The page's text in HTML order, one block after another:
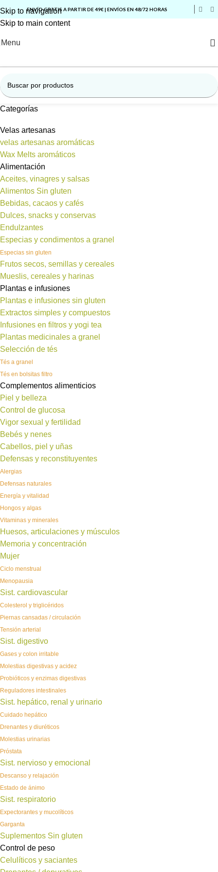
Skip to navigation
Skip to main content
ENVÍO GRATIS A PARTIR DE 49€ | ENVÍOS EN 48/72 HORAS
Menu
Categorías
Velas artesanas
velas artesanas aromáticas
Wax Melts aromáticos
Alimentación
Aceites, vinagres y salsas
Alimentos Sin gluten
Bebidas, cacaos y cafés
Dulces, snacks y conservas
Endulzantes
Especias y condimentos a granel
Especias sin gluten
Frutos secos, semillas y cereales
Mueslis, cereales y harinas
Plantas e infusiones
Plantas e infusiones sin gluten
Extractos simples y compuestos
Infusiones en filtros y yogi tea
Plantas medicinales a granel
Selección de tés
Tés a granel
Tés en bolsitas filtro
Complementos alimenticios
Piel y belleza
Control de glucosa
Vigor sexual y fertilidad
Bebés y nenes
Cabellos, piel y uñas
Defensas y reconstituyentes
Alergias
Defensas naturales
Energía y vitalidad
Hongos y algas
Vitaminas y minerales
Huesos, articulaciones y músculos
Memoria y concentración
Mujer
Ciclo menstrual
Menopausia
Sist. cardiovascular
Colesterol y triglicéridos
Piernas cansadas / circulación
Tensión arterial
Sist. digestivo
Gases y colon irritable
Molestias digestivas y acidez
Probióticos y enzimas digestivas
Reguladores intestinales
Sist. hepático, renal y urinario
Cuidado hepático
Drenantes y diuréticos
Molestias urinarias
Próstata
Sist. nervioso y emocional
Descanso y relajación
Estado de ánimo
Sist. respiratorio
Expectorantes y mucolíticos
Garganta
Suplementos Sin gluten
Control de peso
Celulíticos y saciantes